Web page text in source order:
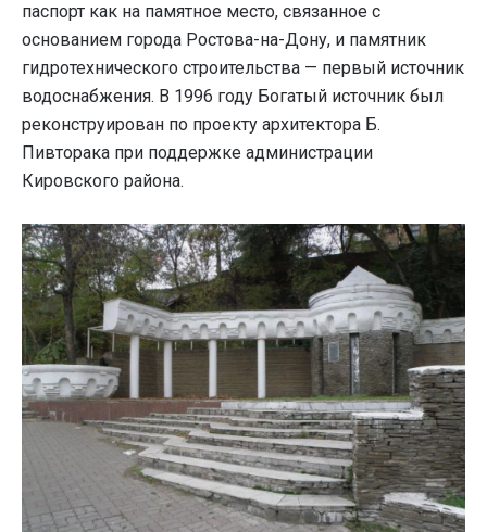
паспорт как на памятное место, связанное с
основанием города Ростова-на-Дону, и памятник
гидротехнического строительства — первый источник
водоснабжения. В 1996 году Богатый источник был
реконструирован по проекту архитектора Б.
Пивторака при поддержке администрации
Кировского района.